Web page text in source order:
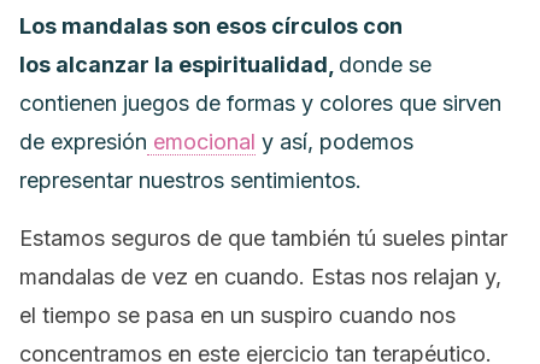
Los mandalas son esos círculos con
los alcanzar la espiritualidad, donde se
contienen juegos de formas y colores que sirven
de expresión emocional y así, podemos
representar nuestros sentimientos.
Estamos seguros de que también tú sueles pintar
mandalas de vez en cuando. Estas nos relajan y,
el tiempo se pasa en un suspiro cuando nos
concentramos en este ejercicio tan terapéutico.